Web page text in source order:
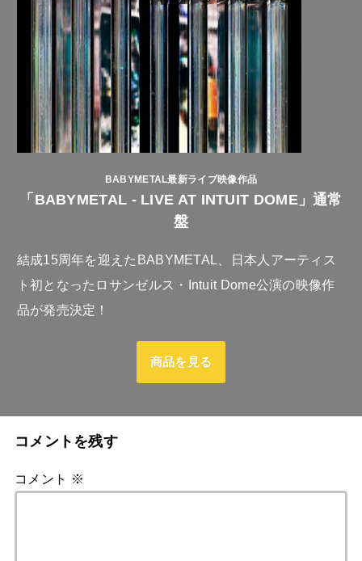
BABYMETAL最新ライブ映像作品
「BABYMETAL - LIVE AT INTUIT DOME」通常
盤
結成15周年を迎えたBABYMETAL、日本人アーティス
ト初となったロサンゼルス・Intuit Dome公演の映像作
品が発売決定！
商品を見る
コメントを残す
コメント ※